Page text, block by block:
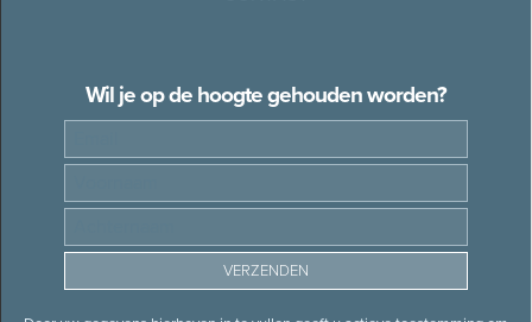
Wil je op de hoogte gehouden worden?